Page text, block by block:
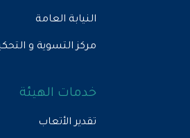
النيابة العامة
مركز التسوية و التحكيم
خدمات الهيئة
تقدير الأتعاب